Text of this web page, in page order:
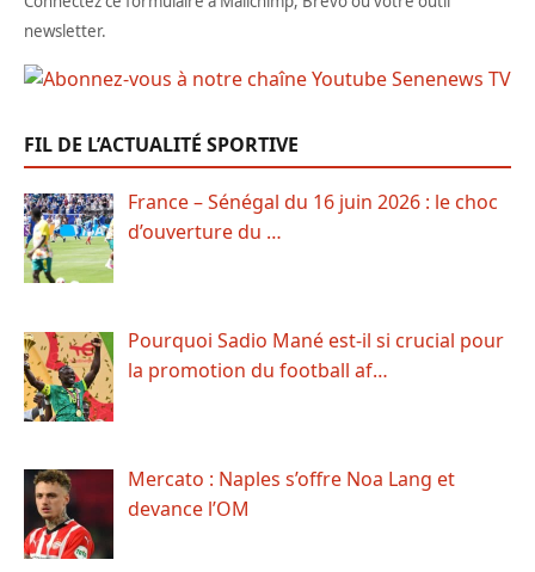
newsletter.
FIL DE L’ACTUALITÉ SPORTIVE
France – Sénégal du 16 juin 2026 : le choc
d’ouverture du …
Pourquoi Sadio Mané est-il si crucial pour
la promotion du football af…
Mercato : Naples s’offre Noa Lang et
devance l’OM